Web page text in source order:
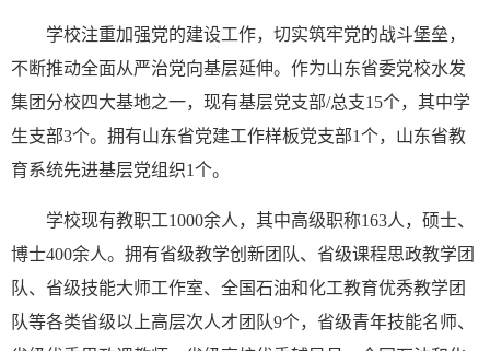
学校注重加强党的建设工作，切实筑牢党的战斗堡垒，
不断推动全面从严治党向基层延伸。作为山东省委党校水发
集团分校四大基地之一，现有基层党支部/总支15个，其中学
生支部3个。拥有山东省党建工作样板党支部1个，山东省教
育系统先进基层党组织1个。
学校现有教职工1000余人，其中高级职称163人，硕士、
博士400余人。拥有省级教学创新团队、省级课程思政教学团
队、省级技能大师工作室、全国石油和化工教育优秀教学团
队等各类省级以上高层次人才团队9个，省级青年技能名师、